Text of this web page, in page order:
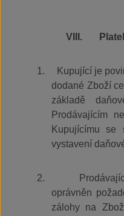
VIII.
1.
Kupující je
dodané Zboží
základě
Prodávajícím
Kupujícímu se
vystavení
2.
oprávněn
zálohy na